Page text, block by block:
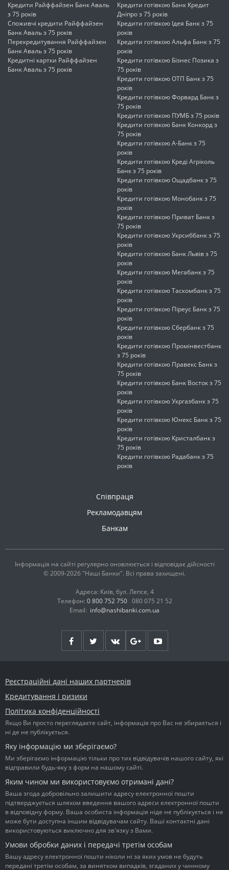
Кредити Райффайзен Банк Аваль
з 75 років
Споживчі кредити Райффайзен
Банк Аваль з 75 років
Перекредитування Райффайзен
Банк Аваль з 75 років
Кредитні картки Райффайзен
Банк Аваль з 75 років
Кредити готівкою Банк Кредит
Дніпро з 75 років
Кредити готівкою Ідея Банк з 75
років
Кредити готівкою Альфа Банк з 75
років
Кредити готівкою Бізнес Позика з
75 років
Кредити готівкою ОТП Банк з 75
років
Кредити готівкою Форвард Банк з
75 років
Кредити готівкою ПУМБ з 75 років
Кредити готівкою Банк Конкорд з
75 років
Кредити готівкою А-Банк з 75
років
Кредити готівкою Креді Агріколь
Банк з 75 років
Кредити готівкою Ощадбанк з 75
років
Кредити готівкою Монобанк з 75
років
Кредити готівкою Приват Банк з
75 років
Кредити готівкою Укрсиббанк з 75
років
Кредити готівкою Банк Львів з 75
років
Кредити готівкою Мегабанк з 75
років
Кредити готівкою Таскомбанк з 75
років
Кредити готівкою Піреус Банк з 75
років
Кредити готівкою Сбербанк з 75
років
Кредити готівкою Промінвестбанк
з 75 років
Кредити готівкою Правекс Банк з
75 років
Кредити готівкою Банк Восток з 75
років
Кредити готівкою Укргазбанк з 75
років
Кредити готівкою Юнекс Банк з 75
років
Кредити готівкою Кристалбанк з
75 років
Кредити готівкою Радабанк з 75
років
Співпраця
Рекламодавцям
Банкам
Інформація на сайті регулярно оновлюється і відповідає дійсності
© 2009-2026 "Наші Банки". Всі права захищені.
Адреса: Київ, бул. Лепсе, 4
Телефон: 0 800 752 750 080 075 21 52
Email: info@nashibanki.com.ua
Реєстраційні дані наших партнерів
Кредитування і ризики
Політика конфіденційності
Якщо Ви просто переглядаєте сайт, інформація про Вас не збирається і
ні де не публікується.
Яку інформацію ми зберігаємо?
Ми зберігаємо інформацію тільки про тих відвідувачів нашого сайту, які
відправили будь-яку з форм на нашому сайті.
Яким чином ми використовуємо отримані дані?
Ваша згода добровільно залишити адресу електронної пошти
підтверджується шляхом введення вашого адреси електронної пошти
в відповідну форму. Ваша особиста інформація ніде не публікується і не
може бути доступна іншим відвідувачам сайту. Ваші контактні дані
використовуються виключно для зв'язку з Вами.
Умови обробки даних і передачі третім особам
Вашу адресу електронної пошти ніколи ні за яких умов не будуть
передані третім особам, за винятком випадків, згаданих у чинному